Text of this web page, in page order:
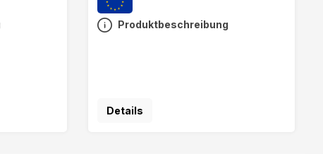
Produktbeschreibung
Details